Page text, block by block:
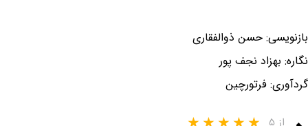
بازنویسی: حسن ذوالفقاری
نگاره: بهزاد نجف پور
گردآوری: فرتورچین
از ۵